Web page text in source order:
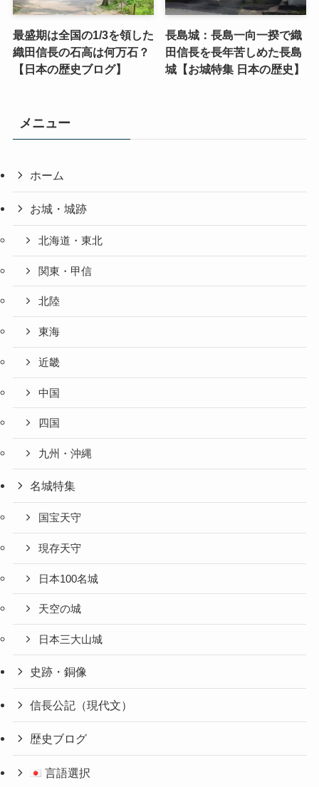
最盛期は全国の1/3を領した
織田信長の石高は何万石？
【日本の歴史ブログ】
長島城：長島一向一揆で織
田信長を長年苦しめた長島
城【お城特集 日本の歴史】
メニュー
ホーム
お城・城跡
北海道・東北
関東・甲信
北陸
東海
近畿
中国
四国
九州・沖縄
名城特集
国宝天守
現存天守
日本100名城
天空の城
日本三大山城
史跡・銅像
信長公記（現代文）
歴史ブログ
言語選択